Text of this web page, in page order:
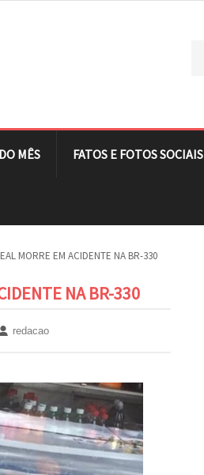
MÊS FATOS E FOTOS SOCIAIS
MORRE EM ACIDENTE NA BR-330
NA BR-330
redacao